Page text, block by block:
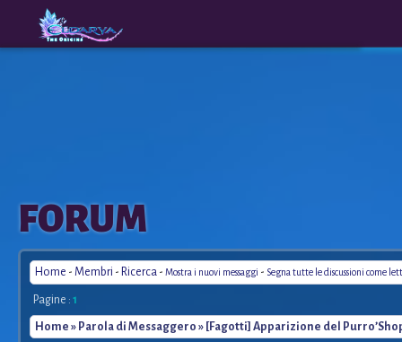
The
Origins
FORUM
Home - Membri - Ricerca - Mostra i nuovi messaggi - Segna tutte le discussioni come
Pagine : 1
Home » Parola di Messaggero » [Fagotti] Apparizione del